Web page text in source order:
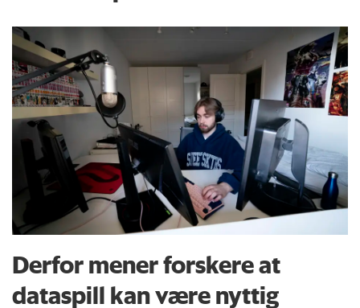
Derfor mener forskere at
dataspill kan være nyttig